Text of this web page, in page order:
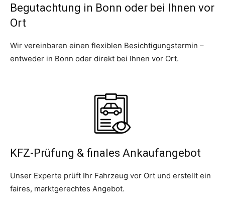
Begutachtung in Bonn oder bei Ihnen vor
Ort
Wir vereinbaren einen flexiblen Besichtigungstermin –
entweder in Bonn oder direkt bei Ihnen vor Ort.
KFZ-Prüfung & finales Ankaufangebot
Unser Experte prüft Ihr Fahrzeug vor Ort und erstellt ein
faires, marktgerechtes Angebot.